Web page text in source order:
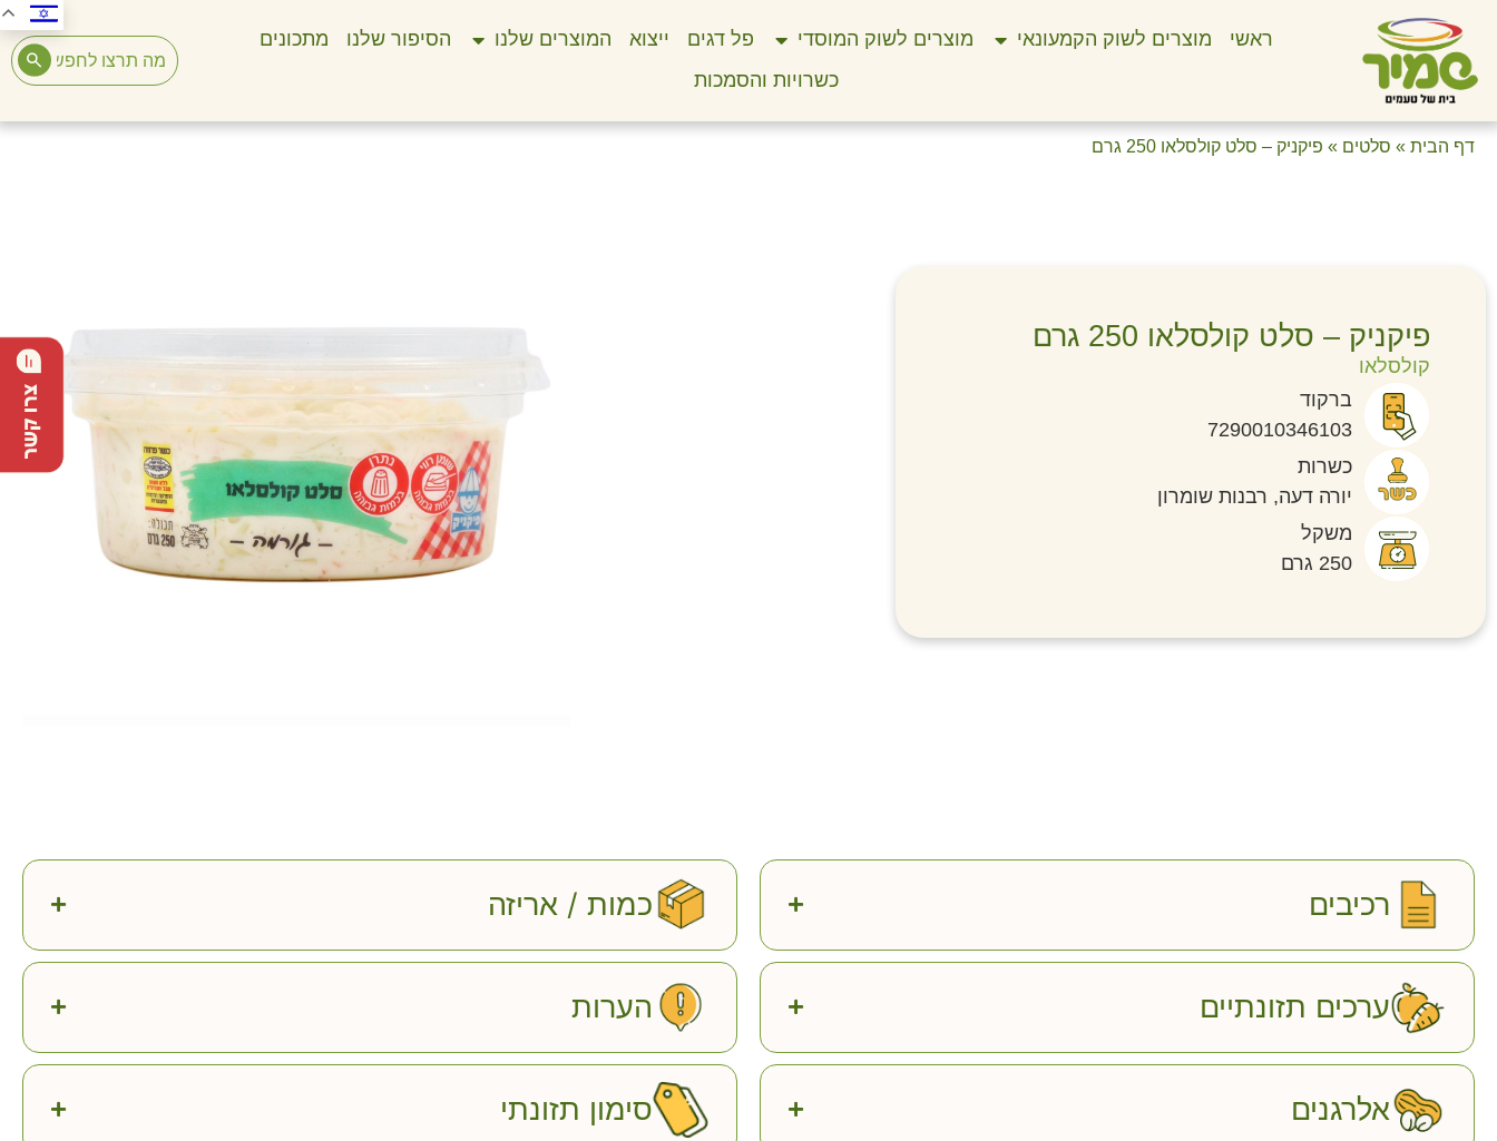
ראשי מוצרים לשוק הקמעונאי מוצרים לשוק המוסדי פל דגים ייצוא המוצרים שלנו הסיפור שלנו
מתכונים
כשרויות והסמכות
פיקניק – סלט קולסלאו 250 גרם
קולסלאו
ברקוד
7290010346103
כשרות
יורה דעה, רבנות שומרון
משקל
250 גרם
דף הבית » סלטים » פיקניק – סלט קולסלאו 250 גרם
רכיבים
ערכים תזונתיים
אלרגנים
כמות / אריזה
הערות
סימון תזונתי